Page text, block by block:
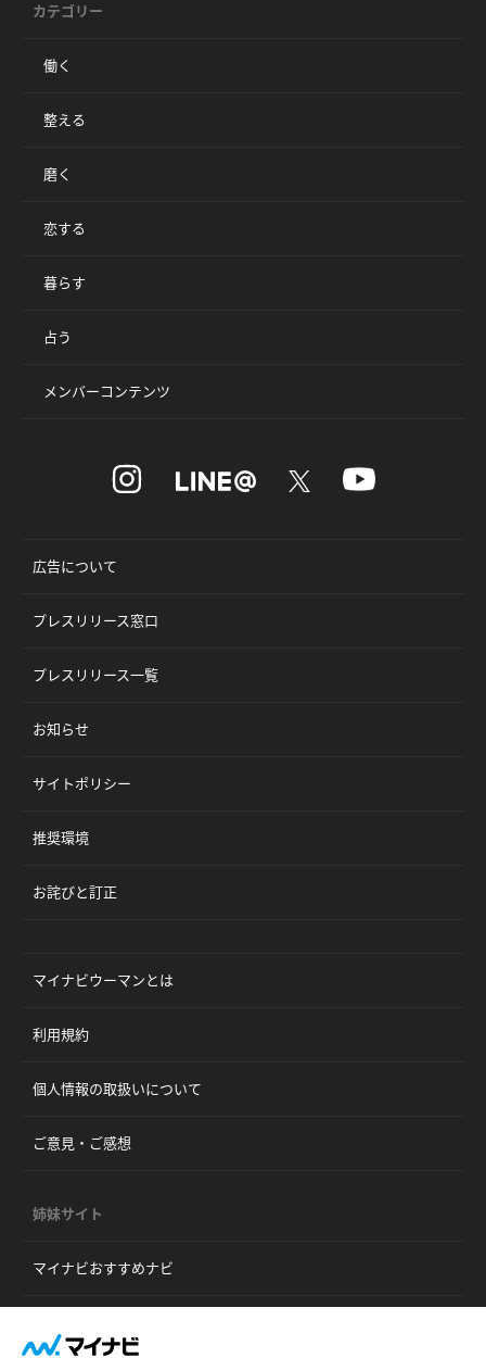
カテゴリー
働く
整える
磨く
恋する
暮らす
占う
メンバーコンテンツ
広告について
プレスリリース窓口
プレスリリース一覧
お知らせ
サイトポリシー
推奨環境
お詫びと訂正
マイナビウーマンとは
利用規約
個人情報の取扱いについて
ご意見・ご感想
姉妹サイト
マイナビおすすめナビ